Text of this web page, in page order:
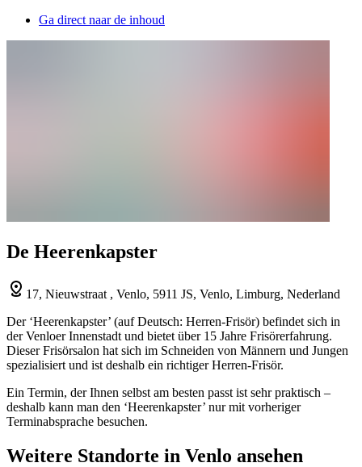
Ga direct naar de inhoud
De Heerenkapster
17, Nieuwstraat , Venlo, 5911 JS, Venlo, Limburg, Nederland
Der ‘Heerenkapster’ (auf Deutsch: Herren-Frisör) befindet sich in
der Venloer Innenstadt und bietet über 15 Jahre Frisörerfahrung.
Dieser Frisörsalon hat sich im Schneiden von Männern und Jungen
spezialisiert und ist deshalb ein richtiger Herren-Frisör.
Ein Termin, der Ihnen selbst am besten passt ist sehr praktisch –
deshalb kann man den ‘Heerenkapster’ nur mit vorheriger
Terminabsprache besuchen.
Weitere Standorte in Venlo ansehen